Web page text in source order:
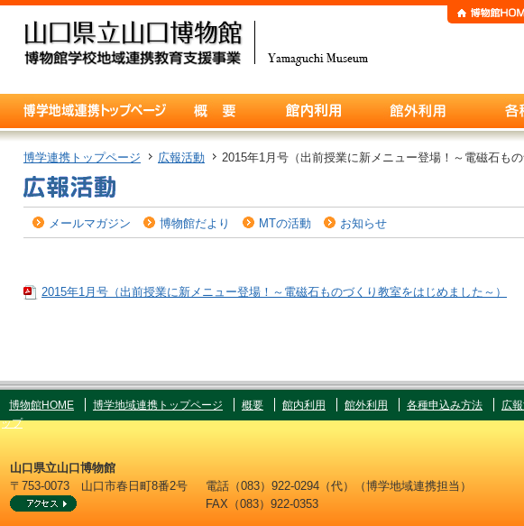
博学連携トップページ 広報活動 2015年1月号（出前授業に新メニュー登場！～電磁石も
メールマガジン 博物館だより MTの活動 お知らせ
2015年1月号（出前授業に新メニュー登場！～電磁石ものづくり教室をはじめました～）
博物館HOME 博学地域連携トップページ 概要 館内利用 館外利用 各種申込み方法 広
ップ
山口県立山口博物館
〒753-0073 山口市春日町8番2号
電話（083）922-0294（代）（博学地域連携担当）
FAX（083）922-0353